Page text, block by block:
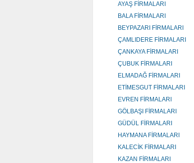
AYAŞ FİRMALARI
BALA FİRMALARI
BEYPAZARI FİRMALARI
ÇAMLIDERE FİRMALARI
ÇANKAYA FİRMALARI
ÇUBUK FİRMALARI
ELMADAĞ FİRMALARI
ETİMESGUT FİRMALARI
EVREN FİRMALARI
GÖLBAŞI FİRMALARI
GÜDÜL FİRMALARI
HAYMANA FİRMALARI
KALECİK FİRMALARI
KAZAN FİRMALARI